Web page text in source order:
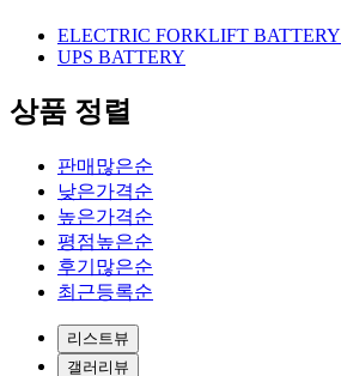
ELECTRIC FORKLIFT BATTERY
UPS BATTERY
상품 정렬
판매많은순
낮은가격순
높은가격순
평점높은순
후기많은순
최근등록순
리스트뷰
갤러리뷰